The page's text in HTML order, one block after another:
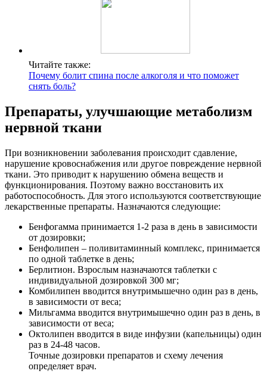
Читайте также:
Почему болит спина после алкоголя и что поможет
снять боль?
Препараты, улучшающие метаболизм
нервной ткани
При возникновении заболевания происходит сдавление,
нарушение кровоснабжения или другое повреждение нервной
ткани. Это приводит к нарушению обмена веществ и
функционирования. Поэтому важно восстановить их
работоспособность. Для этого используются соответствующие
лекарственные препараты. Назначаются следующие:
Бенфогамма принимается 1-2 раза в день в зависимости
от дозировки;
Бенфолипен – поливитаминный комплекс, принимается
по одной таблетке в день;
Берлитион. Взрослым назначаются таблетки с
индивидуальной дозировкой 300 мг;
Комбилипен вводится внутримышечно один раз в день,
в зависимости от веса;
Мильгамма вводится внутримышечно один раз в день, в
зависимости от веса;
Октолипен вводится в виде инфузии (капельницы) один
раз в 24-48 часов.
Точные дозировки препаратов и схему лечения
определяет врач.